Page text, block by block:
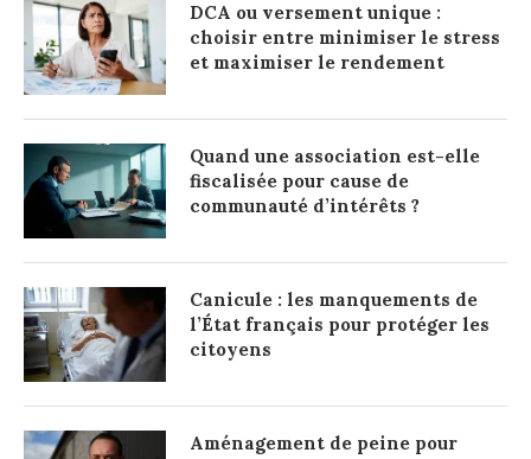
DCA ou versement unique :
choisir entre minimiser le stress
et maximiser le rendement
Quand une association est-elle
fiscalisée pour cause de
communauté d’intérêts ?
Canicule : les manquements de
l’État français pour protéger les
citoyens
Aménagement de peine pour